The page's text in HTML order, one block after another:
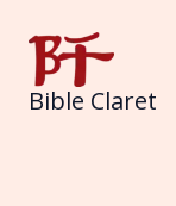
content
Bible Claret